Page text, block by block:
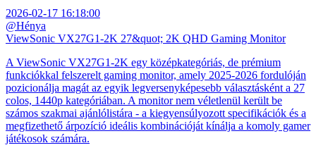
2026-02-17 16:18:00
@Hénya
ViewSonic VX27G1-2K 27&quot; 2K QHD Gaming Monitor
A ViewSonic VX27G1-2K egy középkategóriás, de prémium
funkciókkal felszerelt gaming monitor, amely 2025-2026 fordulóján
pozicionálja magát az egyik legversenyképesebb választásként a 27
colos, 1440p kategóriában. A monitor nem véletlenül került be
számos szakmai ajánlólistára - a kiegyensúlyozott specifikációk és a
megfizethető árpozíció ideális kombinációját kínálja a komoly gamer
játékosok számára.